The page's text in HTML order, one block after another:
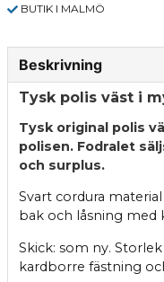
BUTIK I MALMÖ
Beskrivning
Tysk polis väst i
Tysk original polis
polisen. Fodralet
och surplus.
Svart cordura
bak och låsning
Skick: som ny.
kardborre fästning